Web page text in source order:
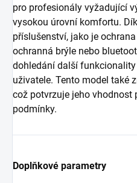
pro profesionály vyžadující
vysokou úrovní komfortu.
příslušenství, jako je
ochranná brýle nebo
dohledání další
uživatele. Tento model také
což potvrzuje jeho vhodnost
podmínky.
Doplňkové parametry